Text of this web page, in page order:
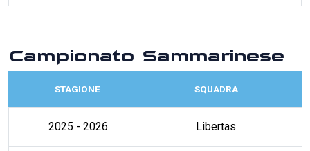
Campionato Sammarinese
STAGIONE SQUADRA
2025 - 2026 Libertas